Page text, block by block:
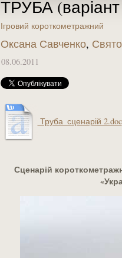
ТРУБА
Ігровий короткометражний
Оксана Савченко,
08.06.2011
Труба_сценарій 2.doc
Сценарій